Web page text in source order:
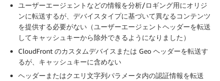
ユーザーエージェントなどの情報を分析/ロギング用にオリジ
ンに転送するが、デバイスタイプに基づいて異なるコンテンツ
を提供する必要がない（ユーザーエージェントヘッダーを転送
してキャッシュキーから除外できるようになりました）
CloudFront のカスタムデバイスまたは Geo ヘッダーを転送す
るが、キャッシュキーに含めない
ヘッダーまたはクエリ文字列パラメータ内の認証情報を転送